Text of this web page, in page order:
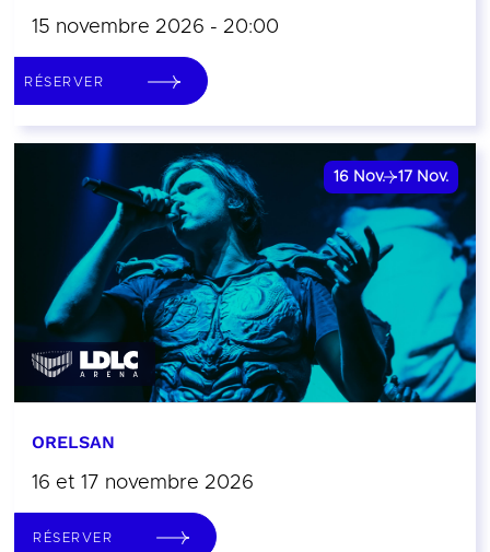
15 novembre 2026 - 20:00
RÉSERVER
16 Nov. 17 Nov.
ORELSAN
16 et 17 novembre 2026
RÉSERVER